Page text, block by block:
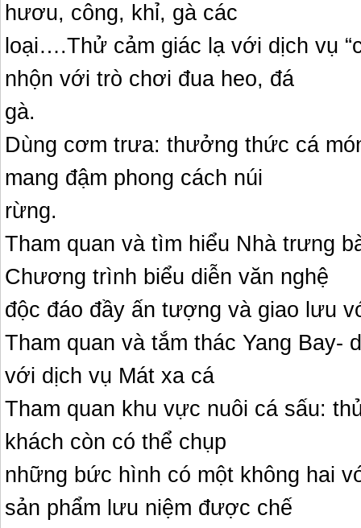
hươu, công, khỉ, gà các
loại….Thử cảm giác lạ với dịch vụ
nhộn với trò chơi đua heo, đá
gà.
Dùng cơm trưa: thưởng thức cá
mang đậm phong cách núi
rừng.
Tham quan và tìm hiểu Nhà trưng
Chương trình biểu diễn văn nghệ
độc đáo đầy ấn tượng và giao lưu
Tham quan và tắm thác Yang Bay-
với dịch vụ Mát xa cá
Tham quan khu vực nuôi cá sấu:
khách còn có thể chụp
những bức hình có một không hai
sản phẩm lưu niệm được chế